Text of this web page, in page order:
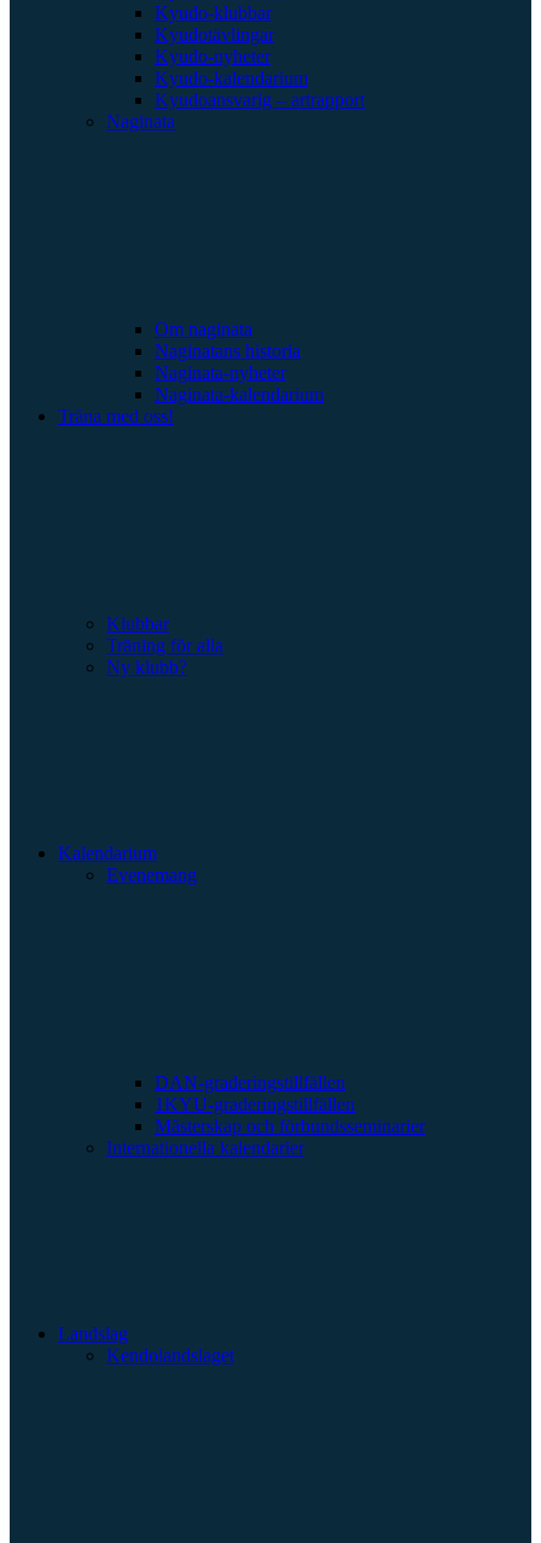
Kyudo-klubbar
Kyudotävlingar
Kyudo-nyheter
Kyudo-kalendarium
Kyudoansvarig – artrapport
Naginata
Om naginata
Naginatans historia
Naginata-nyheter
Naginata-kalendarium
Träna med oss!
Klubbar
Träning för alla
Ny klubb?
Kalendarium
Evenemang
DAN-graderingstillfällen
1KYU-graderingstillfällen
Mästerskap och förbundsseminarier
Internationella kalendarier
Landslag
Kendolandslaget